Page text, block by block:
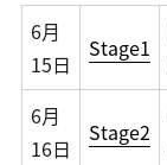
6月
15日
Stage1
6月
16日
Stage2